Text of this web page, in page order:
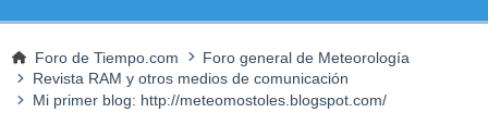
Foro de Tiempo.com
Foro general de Meteorología
Revista RAM y otros medios de comunicación
Mi primer blog: http://meteomostoles.blogspot.com/